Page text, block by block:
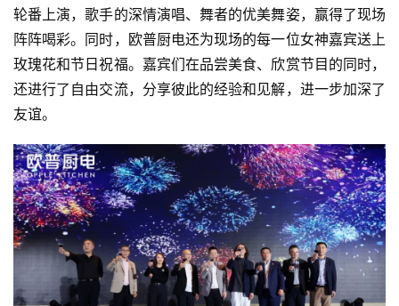
轮番上演，歌手的深情演唱、舞者的优美舞姿，赢得了现场
阵阵喝彩。同时，欧普厨电还为现场的每一位女神嘉宾送上
玫瑰花和节日祝福。嘉宾们在品尝美食、欣赏节目的同时，
还进行了自由交流，分享彼此的经验和见解，进一步加深了
友谊。